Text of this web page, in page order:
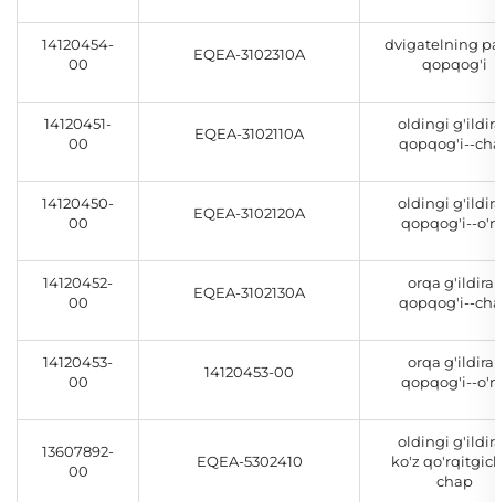
14120454-
00
EQEA-3102310A
dvigatelning
qopqog'i
14120451-
00
EQEA-3102110A
oldingi
qopqog'i--
14120450-
00
EQEA-3102120A
oldingi
qopqog'i--
14120452-
00
EQEA-3102130A
orqa
qopqog'i--
14120453-
00
14120453-00
orqa
qopqog'i--
13607892-
00
EQEA-5302410
oldingi
ko'z
chap